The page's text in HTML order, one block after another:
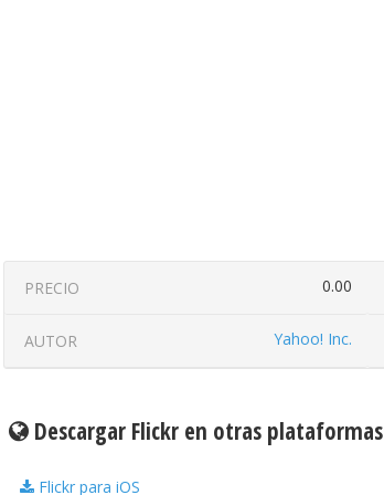
PRECIO 0.00
AUTOR Yahoo! Inc.
Descargar Flickr en otras plataformas
Flickr para iOS